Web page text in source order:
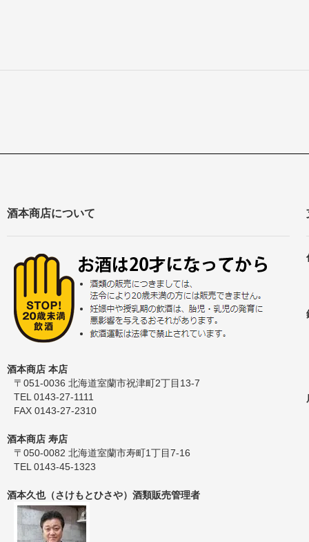
酒本商店について
酒本商店 本店
〒051-0036 北海道室蘭市祝津町2丁目13-7
TEL 0143-27-1111
FAX 0143-27-2310
酒本商店 寿店
〒050-0082 北海道室蘭市寿町1丁目7-16
TEL 0143-45-1323
酒本久也（さけもとひさや）酒類販売管理者